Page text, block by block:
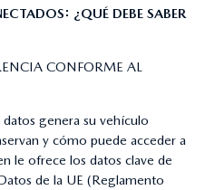
¿QUÉ DEBE SABER
CONFORME AL
genera su vehículo
y cómo puede acceder a
le ofrece los datos clave de
de la UE (Reglamento